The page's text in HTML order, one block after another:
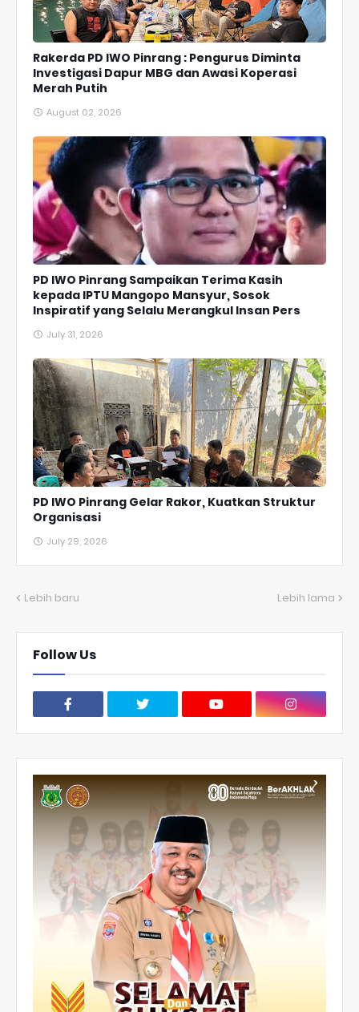
Rakerda PD IWO Pinrang : Pengurus Diminta
Investigasi Dapur MBG dan Awasi Koperasi
Merah Putih
August 02, 2026
PD IWO Pinrang Sampaikan Terima Kasih
kepada IPTU Mangopo Mansyur, Sosok
Inspiratif yang Selalu Merangkul Insan Pers
July 31, 2026
PD IWO Pinrang Gelar Rakor, Kuatkan Struktur
Organisasi
July 29, 2026
Lebih baru Lebih lama
Follow Us